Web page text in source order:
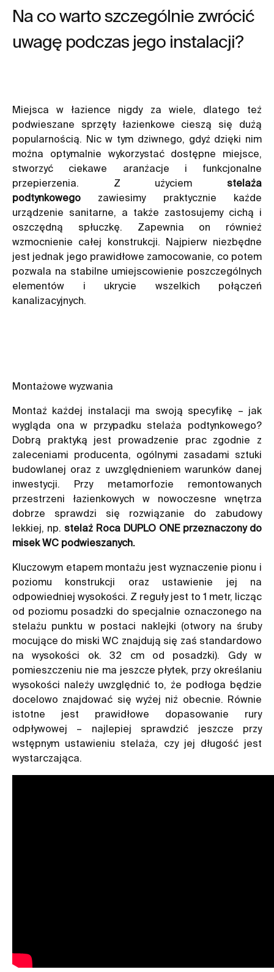
Na co warto szczególnie zwrócić
uwagę podczas jego instalacji?
Miejsca w łazience nigdy za wiele, dlatego też
podwieszane sprzęty łazienkowe cieszą się dużą
popularnością. Nic w tym dziwnego, gdyż dzięki nim
można optymalnie wykorzystać dostępne miejsce,
stworzyć ciekawe aranżacje i funkcjonalne
przepierzenia. Z użyciem stelaża
podtynkowego zawiesimy praktycznie każde
urządzenie sanitarne, a także zastosujemy cichą i
oszczędną spłuczkę. Zapewnia on również
wzmocnienie całej konstrukcji. Najpierw niezbędne
jest jednak jego prawidłowe zamocowanie, co potem
pozwala na stabilne umiejscowienie poszczególnych
elementów i ukrycie wszelkich połączeń
kanalizacyjnych.
Montażowe wyzwania
Montaż każdej instalacji ma swoją specyfikę – jak
wygląda ona w przypadku stelaża podtynkowego?
Dobrą praktyką jest prowadzenie prac zgodnie z
zaleceniami producenta, ogólnymi zasadami sztuki
budowlanej oraz z uwzględnieniem warunków danej
inwestycji. Przy metamorfozie remontowanych
przestrzeni łazienkowych w nowoczesne wnętrza
dobrze sprawdzi się rozwiązanie do zabudowy
lekkiej, np. stelaż Roca DUPLO ONE przeznaczony do
misek WC podwieszanych.
Kluczowym etapem montażu jest wyznaczenie pionu i
poziomu konstrukcji oraz ustawienie jej na
odpowiedniej wysokości. Z reguły jest to 1 metr, licząc
od poziomu posadzki do specjalnie oznaczonego na
stelażu punktu w postaci naklejki (otwory na śruby
mocujące do miski WC znajdują się zaś standardowo
na wysokości ok. 32 cm od posadzki). Gdy w
pomieszczeniu nie ma jeszcze płytek, przy określaniu
wysokości należy uwzględnić to, że podłoga będzie
docelowo znajdować się wyżej niż obecnie. Równie
istotne jest prawidłowe dopasowanie rury
odpływowej – najlepiej sprawdzić jeszcze przy
wstępnym ustawieniu stelaża, czy jej długość jest
wystarczająca.